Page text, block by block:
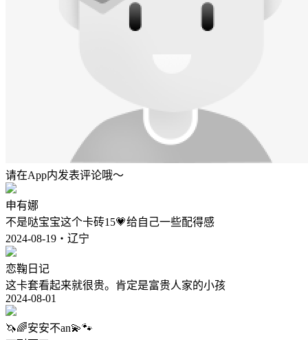
请在App内发表评论哦～
申有娜
不是哒宝宝这个卡砖15💗给自己一些配得感
2024-08-19・辽宁
恋鞠日记
这卡套看起来就很贵。肯定是富贵人家的小孩
2024-08-01
🦄🌈安安不an💫🐾